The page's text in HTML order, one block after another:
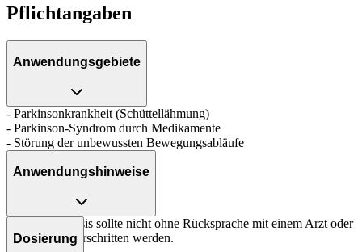
Pflichtangaben
Anwendungsgebiete
- Parkinsonkrankheit (Schüttellähmung)
- Parkinson-Syndrom durch Medikamente
- Störung der unbewussten Bewegungsabläufe
Anwendungshinweise
Die Gesamtdosis sollte nicht ohne Rücksprache mit einem Arzt oder
Apotheker überschritten werden.
Dosierung